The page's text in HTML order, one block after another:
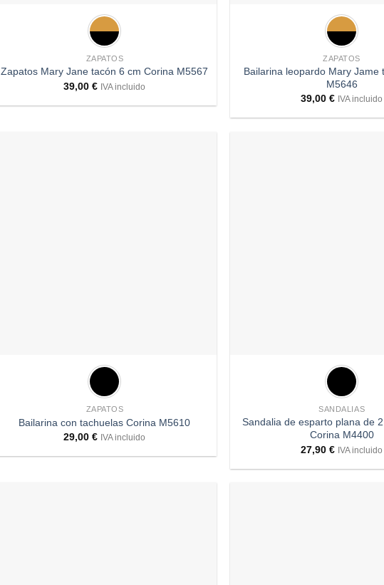
ZAPATOS
Zapatos Mary Jane tacón 6 cm Corina M5567
39,00€ IVA incluido
ZAPATOS
Bailarina leopardo Mary Jame
M5646
39,00€ IVA incluido
ZAPATOS
Bailarina con tachuelas Corina M5610
29,00€ IVA incluido
SANDALIAS
Sandalia de esparto plana de
Corina M4400
27,90€ IVA incluido